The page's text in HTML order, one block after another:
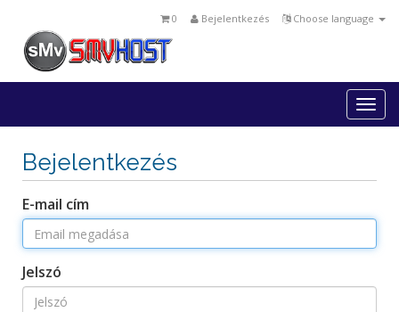
Choose language
Bejelentkezés
0
Bejelentkezés
E-mail cím
Jelszó